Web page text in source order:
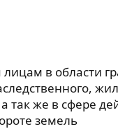
в области
так же в сфере
земель